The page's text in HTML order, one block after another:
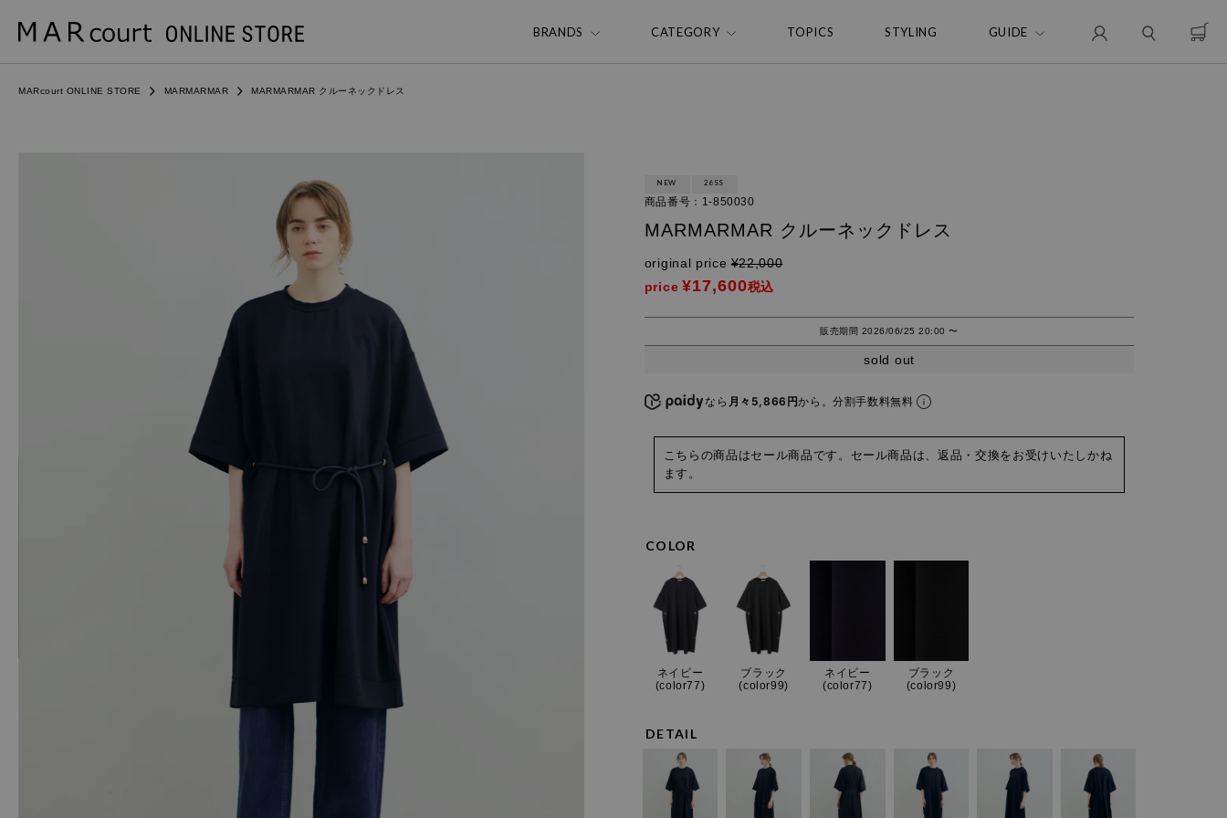
BRANDS CATEGORY TOPICS STYLING GUIDE
MARcourt ONLINE STORE MARMARMAR MARMARMAR クルーネックドレス
COLOR
ネイビー
(color77)
ブラック
(color99)
ネイビー
(color77)
ブラック
(color99)
DETAIL
NEW 26SS
商品番号 1-850030
MARMARMAR クルーネックドレス
original price ¥22,000
price ¥17,600税込
販売期間 2026/06/25 20:00〜
sold out
なら 月々5,866円から。分割手数料無料
こちらの商品はセール商品です。セール商品は、返品・交換をお受けいたしかね
ます。